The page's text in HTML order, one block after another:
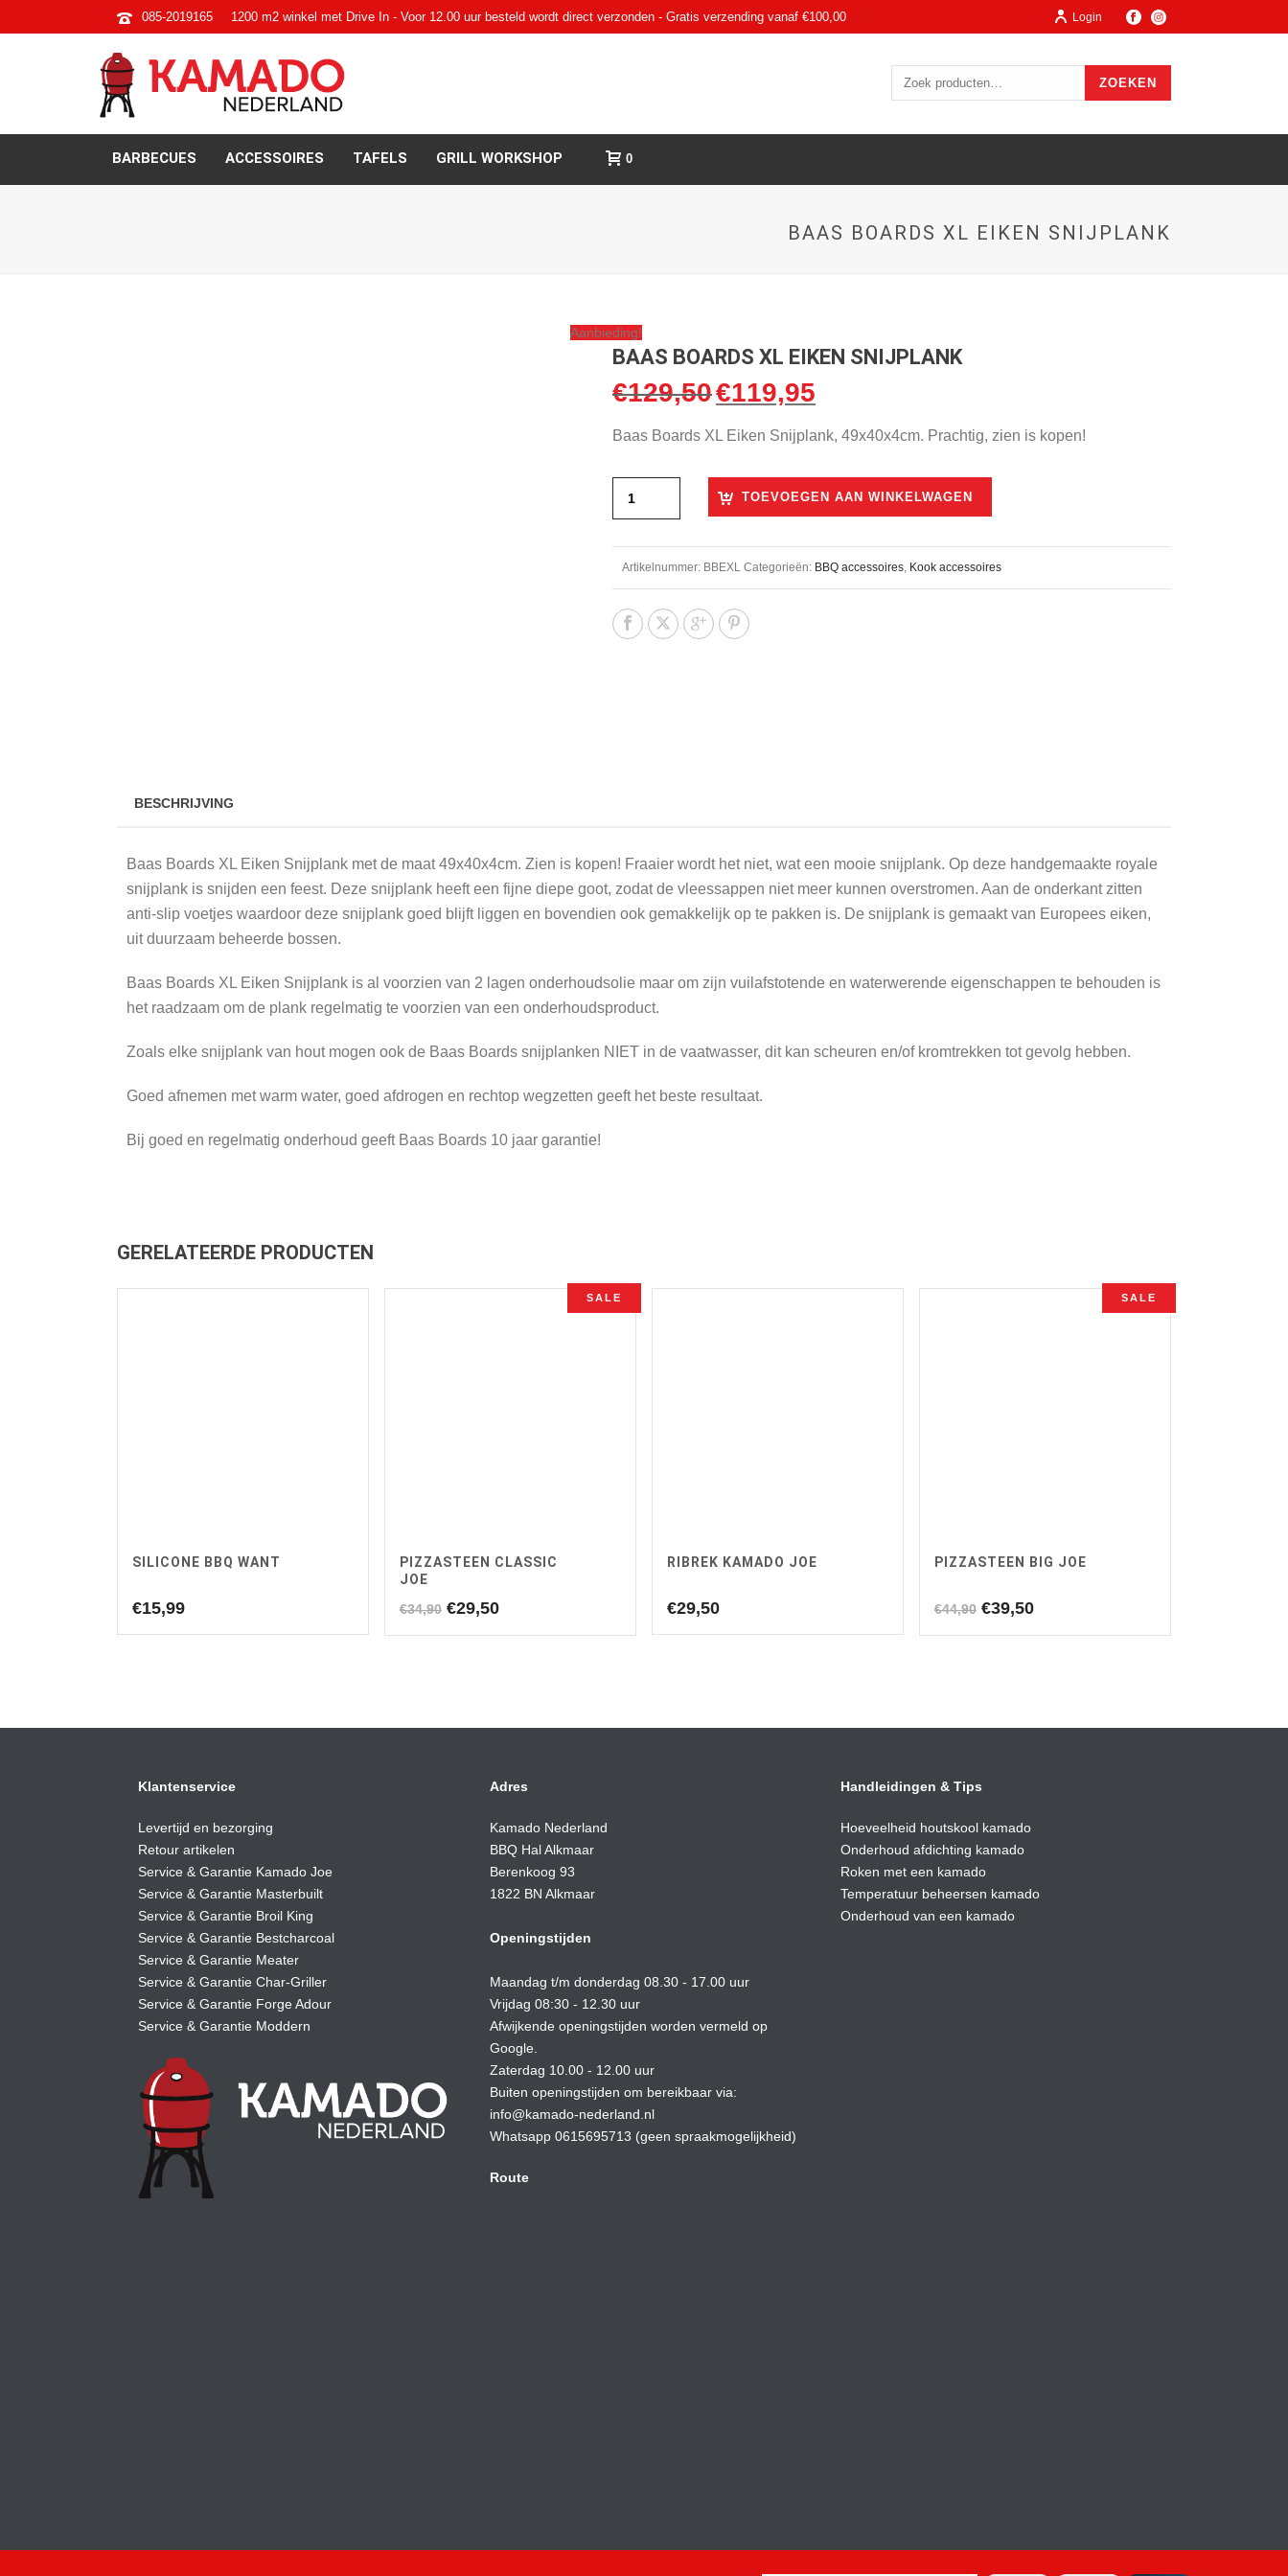
085-2019165 1200 m2 winkel met Drive In - Voor 12.00 uur besteld wordt direct verzonden - Gratis verzending vanaf €100,00 Login
ZOEKEN
BARBECUES ACCESSOIRES TAFELS GRILL WORKSHOP 0
BAAS BOARDS XL EIKEN SNIJPLANK
Aanbieding!
BAAS BOARDS XL EIKEN SNIJPLANK
€129,50 Oorspronkelijke
was:
€119,95
is:
Baas Boards XL Eiken Snijplank, 49x40x4cm. Prachtig, zien is kopen!
TOEVOEGEN AAN WINKELWAGEN
Artikelnummer: BBEXL Categorieën: BBQ accessoires, Kook accessoires
BESCHRIJVING
Baas Boards XL Eiken Snijplank met de maat 49x40x4cm. Zien is kopen! Fraaier wordt het niet, wat een mooie snijplank. Op deze handgemaakte royale
snijplank is snijden een feest. Deze snijplank heeft een fijne diepe goot, zodat de vleessappen niet meer kunnen overstromen. Aan de onderkant zitten
anti-slip voetjes waardoor deze snijplank goed blijft liggen en bovendien ook gemakkelijk op te pakken is. De snijplank is gemaakt van Europees eiken,
uit duurzaam beheerde bossen.
Baas Boards XL Eiken Snijplank is al voorzien van 2 lagen onderhoudsolie maar om zijn vuilafstotende en waterwerende eigenschappen te behouden is
het raadzaam om de plank regelmatig te voorzien van een onderhoudsproduct.
Zoals elke snijplank van hout mogen ook de Baas Boards snijplanken NIET in de vaatwasser, dit kan scheuren en/of kromtrekken tot gevolg hebben.
Goed afnemen met warm water, goed afdrogen en rechtop wegzetten geeft het beste resultaat.
Bij goed en regelmatig onderhoud geeft Baas Boards 10 jaar garantie!
GERELATEERDE PRODUCTEN
SILICONE BBQ WANT
€15,99
SALE
PIZZASTEEN CLASSIC
JOE
€34,90 Oorspronkelijke
€29,50Huidige
RIBREK KAMADO JOE
€29,50
SALE
PIZZASTEEN BIG JOE
€44,90 Oorspronkelijke
€39,50Huidige
Klantenservice
Levertijd en bezorging
Retour artikelen
Service & Garantie Kamado Joe
Service & Garantie Masterbuilt
Service & Garantie Broil King
Service & Garantie Bestcharcoal
Service & Garantie Meater
Service & Garantie Char-Griller
Service & Garantie Forge Adour
Service & Garantie Moddern
Adres
Kamado Nederland
BBQ Hal Alkmaar
Berenkoog 93
1822 BN Alkmaar
Openingstijden
Maandag t/m donderdag 08.30 - 17.00 uur
Vrijdag 08:30 - 12.30 uur
Afwijkende openingstijden worden vermeld op
Google.
Zaterdag 10.00 - 12.00 uur
Buiten openingstijden om bereikbaar via:
info@kamado-nederland.nl
Whatsapp 0615695713 (geen spraakmogelijkheid)
Route
Handleidingen & Tips
Hoeveelheid houtskool kamado
Onderhoud afdichting kamado
Roken met een kamado
Temperatuur beheersen kamado
Onderhoud van een kamado